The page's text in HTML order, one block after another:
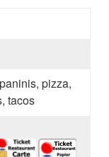
pizza,
tacos